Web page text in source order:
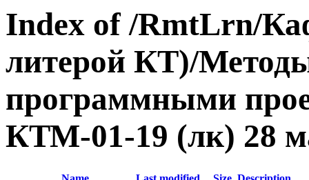
Index of /RmtLrn/
литерой КТ)/
программными
КТМ-01-19 (лк) 28